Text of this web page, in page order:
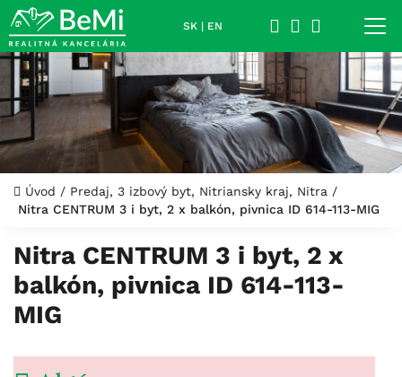
SK | EN
Úvod / Predaj, 3 izbový byt, Nitriansky kraj, Nitra /
Nitra CENTRUM 3 i byt, 2 x balkón, pivnica ID 614-113-MIG
Nitra CENTRUM 3 i byt, 2 x
balkón, pivnica ID 614-113-
MIG